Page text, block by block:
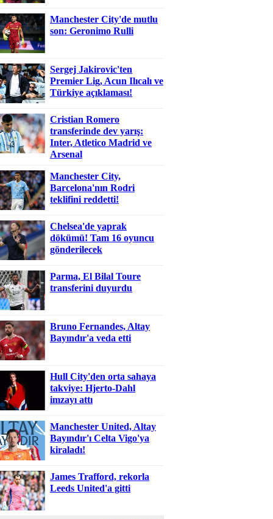
Manchester City'de mutlu
son: Geronimo Rulli
Sergej Jakirovic'ten
Premier Lig, Acun Ilıcalı ve
Türkiye açıklaması!
Cristian Romero
transferinde dev yarış:
Inter, Atletico Madrid ve
Arsenal
Manchester City,
Barcelona'nın Rodri
teklifini reddetti!
Chelsea'de yaprak
dökümü! Tam 16 oyuncu
gönderilecek
Parma, El Bilal Toure
transferini duyurdu
Bruno Fernandes, Altay
Bayındır'a veda etti
Hull City'den orta sahaya
takviye: Hjerto-Dahl
imzayı attı
Manchester United, Altay
Bayındır'ı Celta Vigo'ya
kiraladı!
James Trafford, rekorla
Leeds United'a gitti